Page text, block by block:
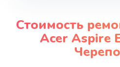
Стоимость
Acer Aspire